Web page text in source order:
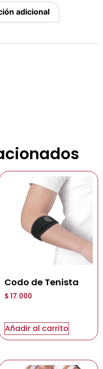
adicional
Codo de Tenista
$ 17.000
Añadir al carrito